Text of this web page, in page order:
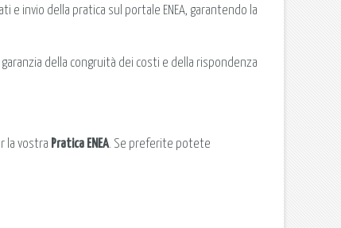
e invio della pratica sul portale ENEA, garantendo la
della congruità dei costi e della rispondenza
la vostra Pratica ENEA. Se preferite potete